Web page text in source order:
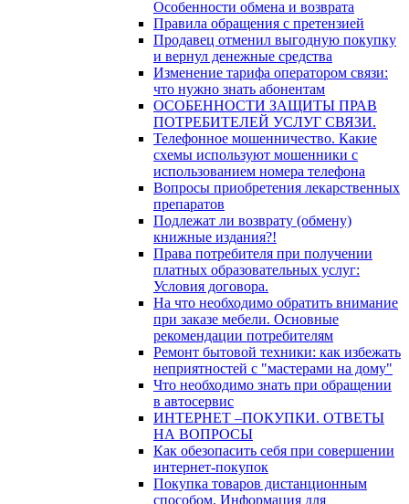
Особенности обмена и возврата
Правила обращения с претензией
Продавец отменил выгодную покупку
и вернул денежные средства
Изменение тарифа оператором связи:
что нужно знать абонентам
ОСОБЕННОСТИ ЗАЩИТЫ ПРАВ
ПОТРЕБИТЕЛЕЙ УСЛУГ СВЯЗИ.
Телефонное мошенничество. Какие
схемы используют мошенники с
использованием номера телефона
Вопросы приобретения лекарственных
препаратов
Подлежат ли возврату (обмену)
книжные издания?!
Права потребителя при получении
платных образовательных услуг:
Условия договора.
На что необходимо обратить внимание
при заказе мебели. Основные
рекомендации потребителям
Ремонт бытовой техники: как избежать
неприятностей с "мастерами на дому"
Что необходимо знать при обращении
в автосервис
ИНТЕРНЕТ –ПОКУПКИ. ОТВЕТЫ
НА ВОПРОСЫ
Как обезопасить себя при совершении
интернет-покупок
Покупка товаров дистанционным
способом. Информация для